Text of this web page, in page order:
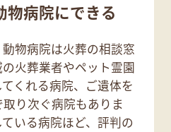
物病院にできる
物病院は火葬の相談窓
火葬業者やペット霊園
くれる病院、ご遺体を
り次ぐ病院もありま
いる病院ほど、評判の